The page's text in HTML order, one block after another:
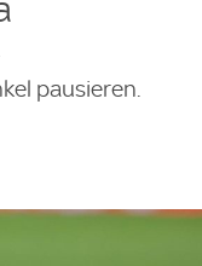
pausieren.